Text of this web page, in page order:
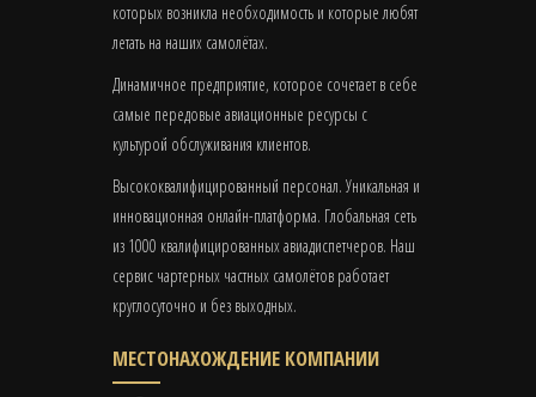
которых возникла необходимость и которые любят
летать на наших самолётах.
Динамичное предприятие, которое сочетает в себе
самые передовые авиационные ресурсы с
культурой обслуживания клиентов.
Высококвалифицированный персонал. Уникальная и
инновационная онлайн-платформа. Глобальная сеть
из 1000 квалифицированных авиадиспетчеров. Наш
сервис чартерных частных самолётов работает
круглосуточно и без выходных.
МЕСТОНАХОЖДЕНИЕ КОМПАНИИ